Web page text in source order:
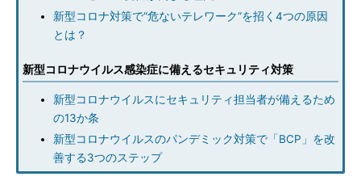
新型コロナ対策で“危ないテレワーク”を招く4つの原因
とは？
新型コロナウイルス感染症に備えるセキュリティ対策
新型コロナウイルスにセキュリティ担当者が備えるため
の13か条
新型コロナウイルスのパンデミック対策で「BCP」を改
善する3つのステップ